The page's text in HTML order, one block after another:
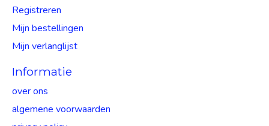
Registreren
Mijn bestellingen
Mijn verlanglijst
Informatie
over ons
algemene voorwaarden